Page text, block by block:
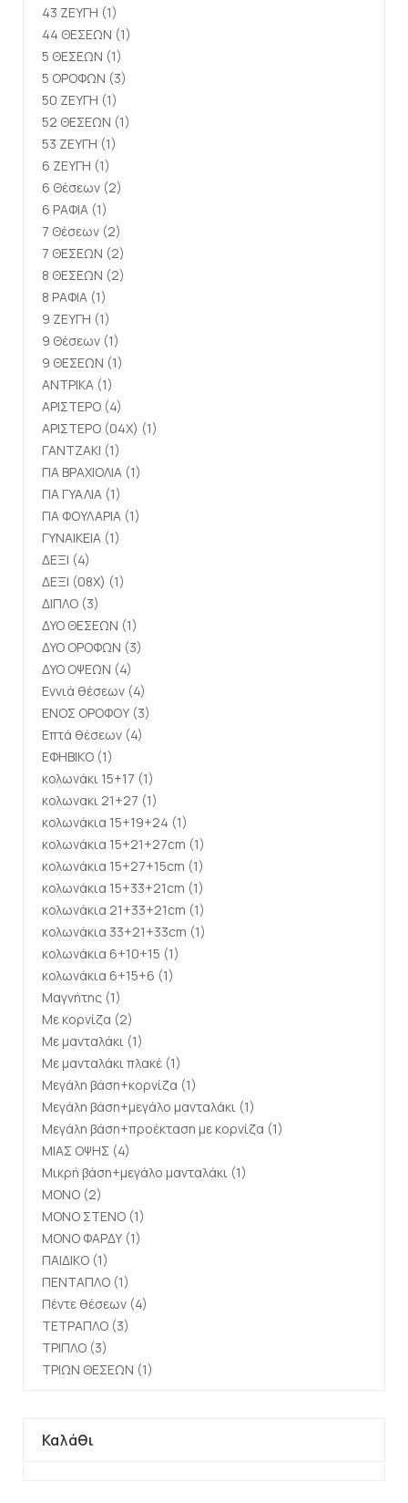
43 ΖΕΥΓΗ (1)
44 ΘΕΣΕΩΝ (1)
5 ΘΕΣΕΩΝ (1)
5 ΟΡΟΦΩΝ (3)
50 ΖΕΥΓΗ (1)
52 ΘΕΣΕΩΝ (1)
53 ΖΕΥΓΗ (1)
6 ΖΕΥΓΗ (1)
6 Θέσεων (2)
6 ΡΑΦΙΑ (1)
7 Θέσεων (2)
7 ΘΕΣΕΩΝ (2)
8 ΘΕΣΕΩΝ (2)
8 ΡΑΦΙΑ (1)
9 ΖΕΥΓΗ (1)
9 Θέσεων (1)
9 ΘΕΣΕΩΝ (1)
ΑΝΤΡΙΚΑ (1)
ΑΡΙΣΤΕΡΟ (4)
ΑΡΙΣΤΕΡΟ (04X) (1)
ΓΑΝΤΖΑΚΙ (1)
ΓΙΑ ΒΡΑΧΙΟΛΙΑ (1)
ΓΙΑ ΓΥΑΛΙΑ (1)
ΓΙΑ ΦΟΥΛΑΡΙΑ (1)
ΓΥΝΑΙΚΕΙΑ (1)
ΔΕΞΙ (4)
ΔΕΞΙ (08X) (1)
ΔΙΠΛΟ (3)
ΔΥΟ ΘΕΣΕΩΝ (1)
ΔΥΟ ΟΡΟΦΩΝ (3)
ΔΥΟ ΟΨΕΩΝ (4)
Εννιά θέσεων (4)
ΕΝΟΣ ΟΡΟΦΟΥ (3)
Επτά θέσεων (4)
ΕΦΗΒΙΚΟ (1)
κολωνάκι 15+17 (1)
κολωνακι 21+27 (1)
κολωνάκια 15+19+24 (1)
κολωνάκια 15+21+27cm (1)
κολωνάκια 15+27+15cm (1)
κολωνάκια 15+33+21cm (1)
κολωνάκια 21+33+21cm (1)
κολωνάκια 33+21+33cm (1)
κολωνάκια 6+10+15 (1)
κολωνάκια 6+15+6 (1)
Μαγνήτης (1)
Με κορνίζα (2)
Με μανταλάκι (1)
Με μανταλάκι πλακέ (1)
Μεγάλη βάση+κορνίζα (1)
Μεγάλη βάση+μεγάλο μανταλάκι (1)
Μεγάλη βάση+προέκταση με κορνίζα (1)
ΜΙΑΣ ΟΨΗΣ (4)
Μικρή βάση+μεγάλο μανταλάκι (1)
ΜΟΝΟ (2)
ΜΟΝΟ ΣΤΕΝΟ (1)
ΜΟΝΟ ΦΑΡΔΥ (1)
ΠΑΙΔΙΚΟ (1)
ΠΕΝΤΑΠΛΟ (1)
Πέντε θέσεων (4)
ΤΕΤΡΑΠΛΟ (3)
ΤΡΙΠΛΟ (3)
ΤΡΙΩΝ ΘΕΣΕΩΝ (1)
Καλάθι